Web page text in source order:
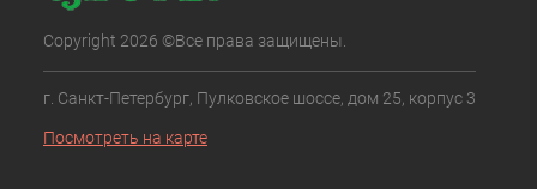
Copyright 2026 ©Все права защищены.
г. Санкт-Петербург, Пулковское шоссе, дом 25, корпус 3
Посмотреть на карте